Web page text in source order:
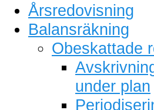
Årsredovisning
Balansräkning
Obeskattade
under plan